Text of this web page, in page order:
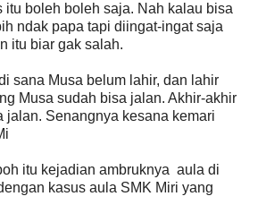
itu boleh boleh saja. Nah kalau bisa
ndak papa tapi diingat-ingat saja
itu biar gak salah.
sana Musa belum lahir, dan lahir
Musa sudah bisa jalan. Akhir-akhir
jalan. Senangnya kesana kemari
itu kejadian ambruknya aula di
kasus aula SMK Miri yang